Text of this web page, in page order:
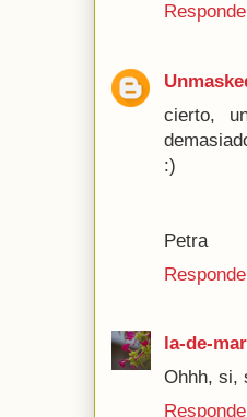
cierto,
:)
Petra
la-de-
Ohhh, si,